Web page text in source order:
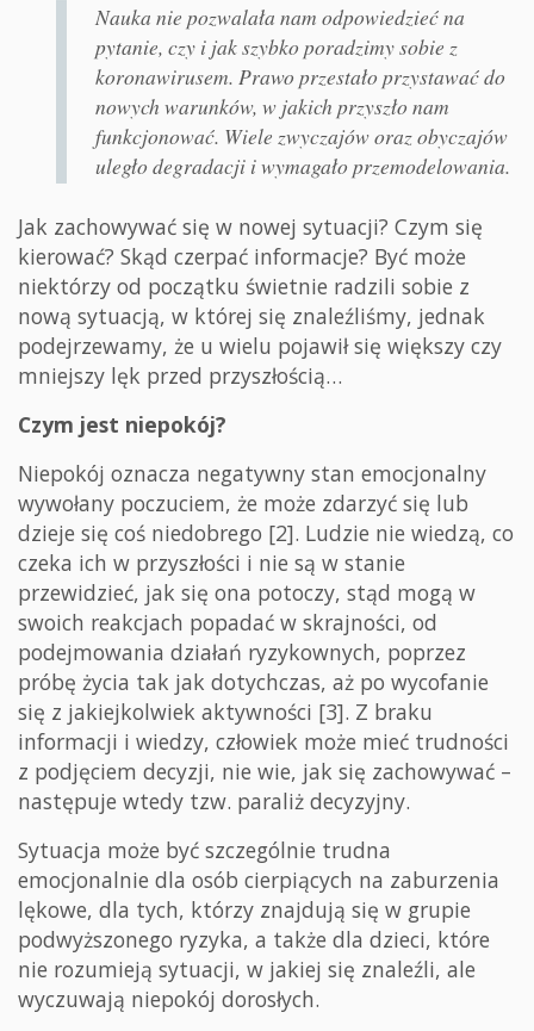
Nauka nie pozwalała nam odpowiedzieć na
pytanie, czy i jak szybko poradzimy sobie z
koronawirusem. Prawo przestało przystawać do
nowych warunków, w jakich przyszło nam
funkcjonować. Wiele zwyczajów oraz obyczajów
uległo degradacji i wymagało przemodelowania.
Jak zachowywać się w nowej sytuacji? Czym się
kierować? Skąd czerpać informacje? Być może
niektórzy od początku świetnie radzili sobie z
nową sytuacją, w której się znaleźliśmy, jednak
podejrzewamy, że u wielu pojawił się większy czy
mniejszy lęk przed przyszłością…
Czym jest niepokój?
Niepokój oznacza negatywny stan emocjonalny
wywołany poczuciem, że może zdarzyć się lub
dzieje się coś niedobrego [2]. Ludzie nie wiedzą, co
czeka ich w przyszłości i nie są w stanie
przewidzieć, jak się ona potoczy, stąd mogą w
swoich reakcjach popadać w skrajności, od
podejmowania działań ryzykownych, poprzez
próbę życia tak jak dotychczas, aż po wycofanie
się z jakiejkolwiek aktywności [3]. Z braku
informacji i wiedzy, człowiek może mieć trudności
z podjęciem decyzji, nie wie, jak się zachowywać –
następuje wtedy tzw. paraliż decyzyjny.
Sytuacja może być szczególnie trudna
emocjonalnie dla osób cierpiących na zaburzenia
lękowe, dla tych, którzy znajdują się w grupie
podwyższonego ryzyka, a także dla dzieci, które
nie rozumieją sytuacji, w jakiej się znaleźli, ale
wyczuwają niepokój dorosłych.